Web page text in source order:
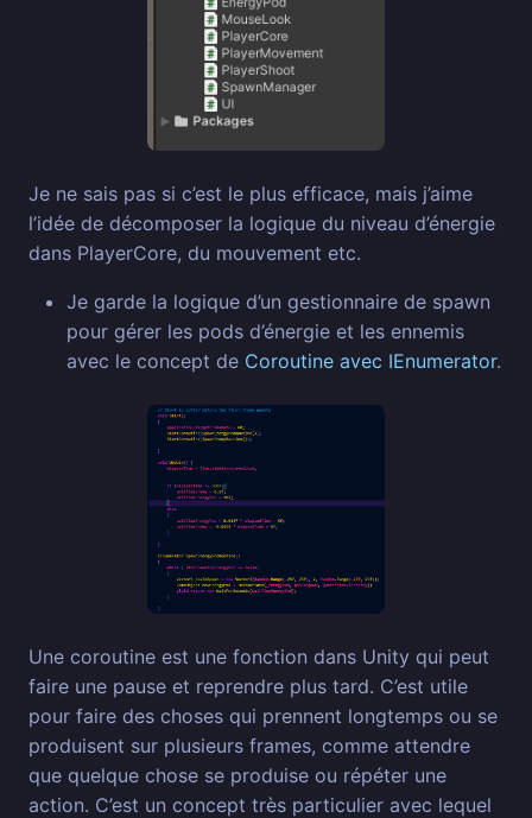
Je ne sais pas si c’est le plus efficace, mais j’aime
l’idée de décomposer la logique du niveau d’énergie
dans PlayerCore, du mouvement etc.
Je garde la logique d’un gestionnaire de spawn
pour gérer les pods d’énergie et les ennemis
avec le concept de Coroutine avec IEnumerator.
Une coroutine est une fonction dans Unity qui peut
faire une pause et reprendre plus tard. C’est utile
pour faire des choses qui prennent longtemps ou se
produisent sur plusieurs frames, comme attendre
que quelque chose se produise ou répéter une
action. C’est un concept très particulier avec lequel